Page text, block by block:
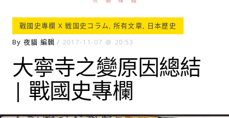
夜貓-THEOWL
戰國史專欄 X 戦国史コラム, 所有文章, 日本歷史
By 夜貓 編輯 2017-11-07 20:53
大寧寺之變原因總結
| 戰國史專欄